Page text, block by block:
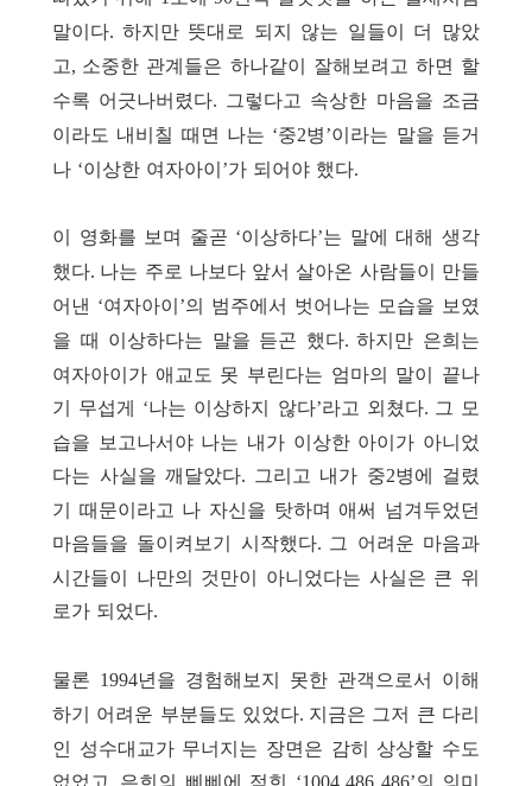
말이다. 하지만 뜻대로 되지 않는 일들이 더 많았
고, 소중한 관계들은 하나같이 잘해보려고 하면 할
수록 어긋나버렸다. 그렇다고 속상한 마음을 조금
이라도 내비칠 때면 나는 ‘중2병’이라는 말을 듣거
나 ‘이상한 여자아이’가 되어야 했다.
이 영화를 보며 줄곧 ‘이상하다’는 말에 대해 생각
했다. 나는 주로 나보다 앞서 살아온 사람들이 만들
어낸 ‘여자아이’의 범주에서 벗어나는 모습을 보였
을 때 이상하다는 말을 듣곤 했다.하지만 은희는
여자아이가 애교도 못 부린다는 엄마의 말이 끝나
기 무섭게 ‘나는 이상하지 않다’라고 외쳤다. 그 모
습을 보고나서야 나는 내가 이상한 아이가 아니었
다는 사실을 깨달았다. 그리고 내가 중2병에 걸렸
기 때문이라고 나 자신을 탓하며 애써 넘겨두었던
마음들을 돌이켜보기 시작했다. 그 어려운 마음과
시간들이 나만의 것만이 아니었다는 사실은 큰 위
로가 되었다.
물론 1994년을 경험해보지 못한 관객으로서 이해
하기 어려운 부분들도 있었다. 지금은 그저 큰 다리
인 성수대교가 무너지는 장면은 감히 상상할 수도